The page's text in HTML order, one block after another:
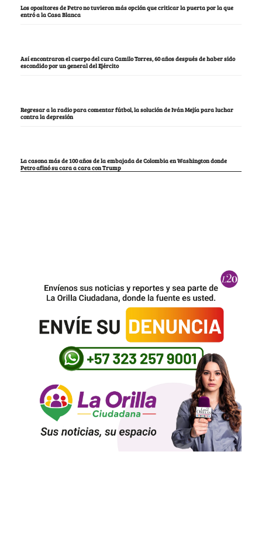
Los opositores de Petro no tuvieron más opción que criticar la puerta por la que
entró a la Casa Blanca
Así encontraron el cuerpo del cura Camilo Torres, 60 años después de haber sido
escondido por un general del Ejército
Regresar a la radio para comentar fútbol, la solución de Iván Mejía para luchar
contra la depresión
La casona más de 100 años de la embajada de Colombia en Washington donde
Petro afinó su cara a cara con Trump